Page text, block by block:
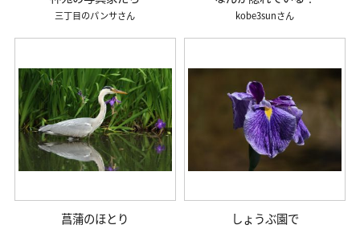
三丁目のパンサ kobe3sun
菖蒲のほとり しょうぶ園で